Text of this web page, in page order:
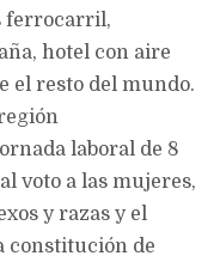
ferrocarril,
hotel con aire
el resto del mundo.
laboral de 8
voto a las mujeres,
y razas y el
constitución de